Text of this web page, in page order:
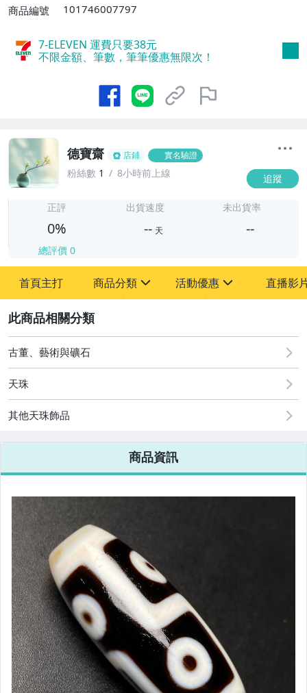
商品編號
101746007797
7-ELEVEN 運費只要38元
不限金額、筆數，筆筆優惠無限次！
德寶齋 店鋪 實名驗證
粉絲數 1 8小時前上線 追蹤
-
正評
0%
總評價 0
出貨速度
-- 天
未出貨率
--
首頁主打 商品分類
其它
活動優惠
[全店] 追蹤本賣場立減60元【粉絲轉享】
直播影
古董、藝術與礦石
天珠
其他天珠飾品
商品資訊